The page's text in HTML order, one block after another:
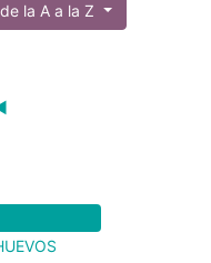
la A a la Z